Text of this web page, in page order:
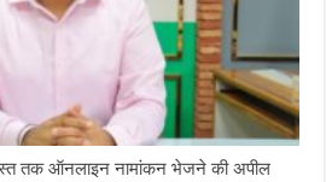
तक ऑनलाइन नामांकन भेजने की अपील